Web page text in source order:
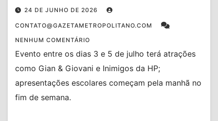
24 DE JUNHO DE 2026
CONTATO@GAZETAMETROPOLITANO.COM
NENHUM COMENTÁRIO
Evento entre os dias 3 e 5 de julho terá atrações
como Gian & Giovani e Inimigos da HP;
apresentações escolares começam pela manhã no
fim de semana.